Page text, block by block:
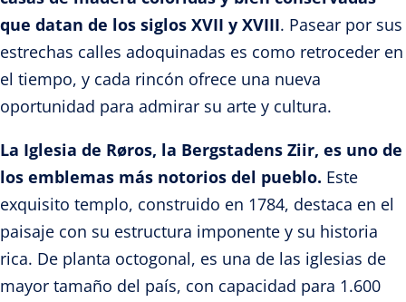
que datan de los siglos XVII y XVIII. Pasear por sus
estrechas calles adoquinadas es como retroceder en
el tiempo, y cada rincón ofrece una nueva
oportunidad para admirar su arte y cultura.
La Iglesia de Røros, la Bergstadens Ziir, es uno de
los emblemas más notorios del pueblo. Este
exquisito templo, construido en 1784, destaca en el
paisaje con su estructura imponente y su historia
rica. De planta octogonal, es una de las iglesias de
mayor tamaño del país, con capacidad para 1.600